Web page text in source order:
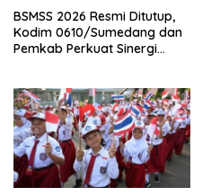
BSMSS 2026 Resmi Ditutup,
Kodim 0610/Sumedang dan
Pemkab Perkuat Sinergi